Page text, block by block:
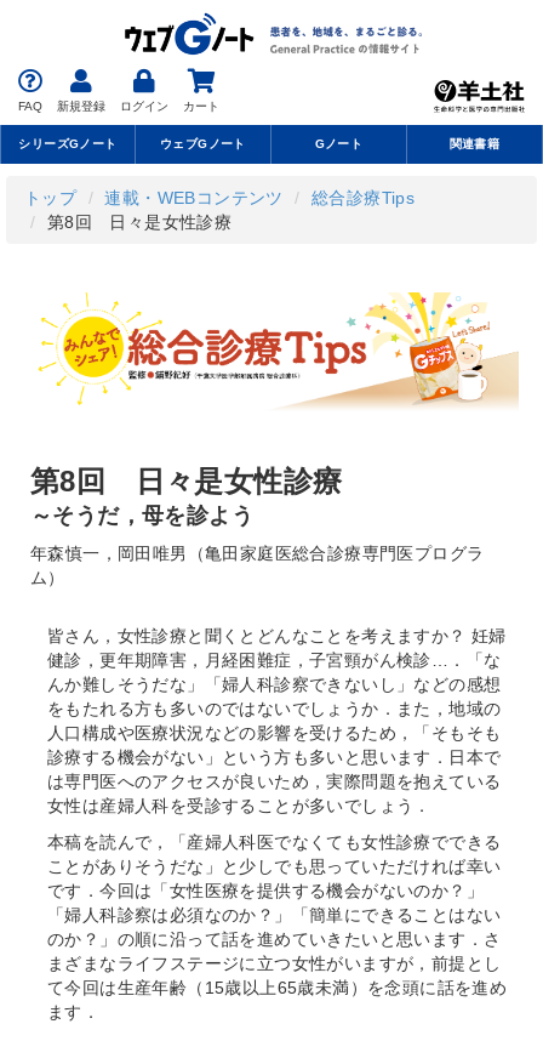
FAQ 新規登録 ログイン カート
シリーズGノート ウェブGノート Gノート 関連書籍
トップ 連載・WEBコンテンツ
総合診療Tips
第8回 日々是女性診療
第8回 日々是女性診療
～そうだ，母を診よう
年森慎一，岡田唯男（亀田家庭医総合診療専門医プログラ
ム）
皆さん，女性診療と聞くとどんなことを考えますか？ 妊婦
健診，更年期障害，月経困難症，子宮頸がん検診…．「な
んか難しそうだな」「婦人科診察できないし」などの感想
をもたれる方も多いのではないでしょうか．また，地域の
人口構成や医療状況などの影響を受けるため，「そもそも
診療する機会がない」という方も多いと思います．日本で
は専門医へのアクセスが良いため，実際問題を抱えている
女性は産婦人科を受診することが多いでしょう．
本稿を読んで，「産婦人科医でなくても女性診療でできる
ことがありそうだな」と少しでも思っていただければ幸い
です．今回は「女性医療を提供する機会がないのか？」
「婦人科診察は必須なのか？」「簡単にできることはない
のか？」の順に沿って話を進めていきたいと思います．さ
まざまなライフステージに立つ女性がいますが，前提とし
て今回は生産年齢（15歳以上65歳未満）を念頭に話を進め
ます．